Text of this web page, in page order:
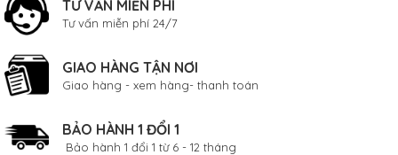
TƯ VẤN MIỄN PHÍ
Tư vấn miễn phí 24/7
GIAO HÀNG TẬN NƠI
Giao hàng - xem hàng- thanh toán
BẢO HÀNH 1 ĐỔI 1
Bảo hành 1 đổi 1 từ 6 - 12 tháng